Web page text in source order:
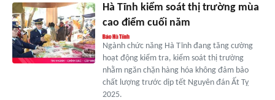
Hà Tĩnh kiểm soát thị trường mùa
cao điểm cuối năm
Ngành chức năng Hà Tĩnh đang tăng cường
hoạt động kiểm tra, kiểm soát thị trường
nhằm ngăn chặn hàng hóa không đảm bảo
chất lượng trước dịp tết Nguyên đán Ất Tỵ
2025.